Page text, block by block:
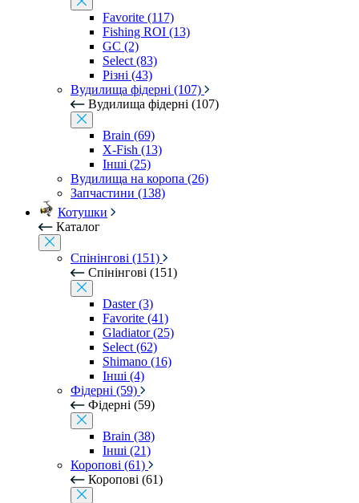
Favorite (117)
Fishing ROI (13)
GC (2)
Select (83)
Різні (43)
Вудилища фідерні (107)
Вудилища фідерні (107)
Brain (69)
X-Fish (13)
Інші (25)
Вудилища на коропа (26)
Запчастини (138)
Котушки
Каталог
Спінінгові (151)
Спінінгові (151)
Daster (3)
Favorite (41)
Gladiator (25)
Select (62)
Shimano (16)
Інші (4)
Фідерні (59)
Фідерні (59)
Brain (38)
Інші (21)
Коропові (61)
Коропові (61)